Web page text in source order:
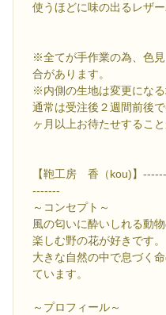
使うほどに味の出るレザ
※全てが手作業の為、色
合があります。
※内側の生地は変更になる
通常は受注後２週間前後
ヶ月以上お待たせすること
【鞄工房 香（kou)】
-------
～コンセプト～
風の匂いに酔いしれる動
楽しむ野の花が好きです。
大きな自然の中で息づく
ています。
～プロフィール～